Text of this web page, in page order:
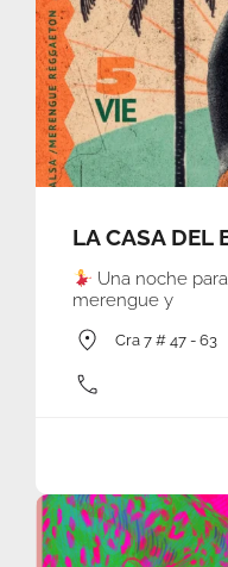
LA CASA DEL
Una noche
merengue y
Cra 7 # 47 - 63